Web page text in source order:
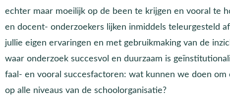
echter maar moeilijk op de been te krijgen en vooral te
en docent- onderzoekers lijken inmiddels teleurgesteld
jullie eigen ervaringen en met gebruikmaking van de
waar onderzoek succesvol en duurzaam is
faal- en vooral succesfactoren: wat kunnen we doen
op alle niveaus van de schoolorganisatie?